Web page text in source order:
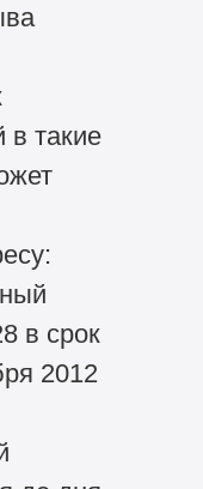
в такие
в срок
2012